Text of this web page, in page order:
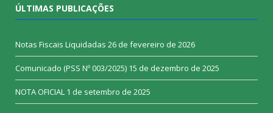
ÚLTIMAS PUBLICAÇÕES
Notas Fiscais Liquidadas 26 de fevereiro de 2026
Comunicado (PSS Nº 003/2025) 15 de dezembro de 2025
NOTA OFICIAL 1 de setembro de 2025